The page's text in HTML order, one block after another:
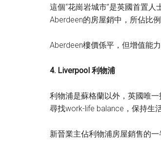
這個“花崗岩城市”是英國首置
Aberdeen的房屋銷中，所佔比例
Aberdeen樓價係平，但增值能
4. Liverpool 利物浦
利物浦是蘇格蘭以外，英國唯
尋找work-life balance，保持生
新晉業主佔利物浦房屋銷售的